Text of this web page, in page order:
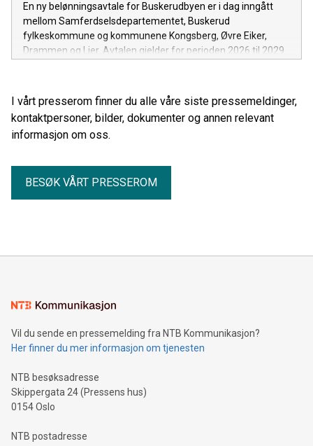
En ny belønningsavtale for Buskerudbyen er i dag inngått
mellom Samferdselsdepartementet, Buskerud
fylkeskommune og kommunene Kongsberg, Øvre Eiker,
Drammen og Lier. Avtalen gjelder for perioden 2026 til 2029
persontransport med bil.
I vårt presserom finner du alle våre siste pressemeldinger,
kontaktpersoner, bilder, dokumenter og annen relevant
informasjon om oss.
BESØK VÅRT PRESSEROM
Vil du sende en pressemelding fra NTB Kommunikasjon?
Her finner du mer informasjon om tjenesten
NTB besøksadresse
Skippergata 24 (Pressens hus)
0154 Oslo
NTB postadresse